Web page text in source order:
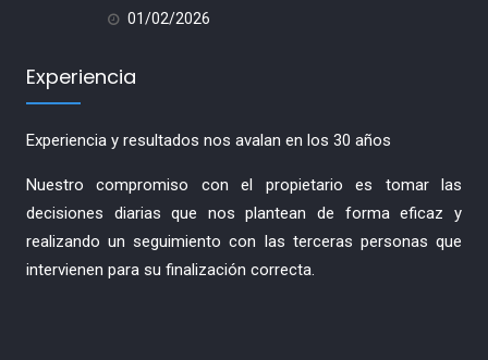
01/02/2026
Experiencia
Experiencia y resultados nos avalan en los 30 años
Nuestro compromiso con el propietario es tomar las
decisiones diarias que nos plantean de forma eficaz y
realizando un seguimiento con las terceras personas que
intervienen para su finalización correcta.